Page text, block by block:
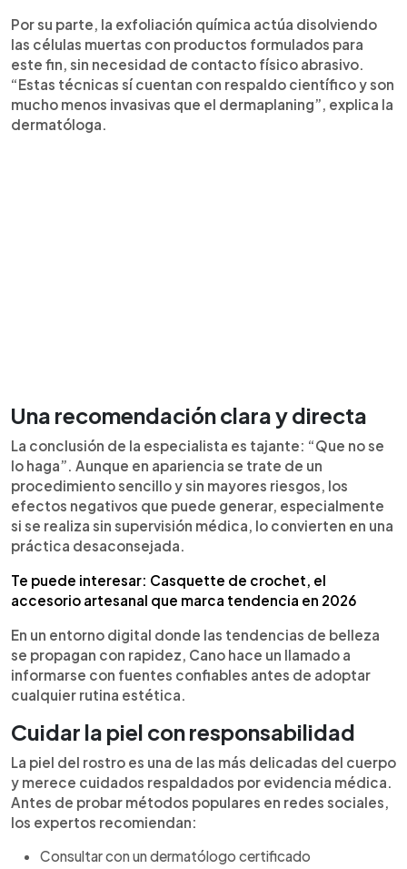
Por su parte, la exfoliación química actúa disolviendo
las células muertas con productos formulados para
este fin, sin necesidad de contacto físico abrasivo.
“Estas técnicas sí cuentan con respaldo científico y son
mucho menos invasivas que el dermaplaning”, explica la
dermatóloga.
Una recomendación clara y directa
La conclusión de la especialista es tajante: “Que no se
lo haga”. Aunque en apariencia se trate de un
procedimiento sencillo y sin mayores riesgos, los
efectos negativos que puede generar, especialmente
si se realiza sin supervisión médica, lo convierten en una
práctica desaconsejada.
Te puede interesar: Casquette de crochet, el
accesorio artesanal que marca tendencia en 2026
En un entorno digital donde las tendencias de belleza
se propagan con rapidez, Cano hace un llamado a
informarse con fuentes confiables antes de adoptar
cualquier rutina estética.
Cuidar la piel con responsabilidad
La piel del rostro es una de las más delicadas del cuerpo
y merece cuidados respaldados por evidencia médica.
Antes de probar métodos populares en redes sociales,
los expertos recomiendan:
Consultar con un dermatólogo certificado